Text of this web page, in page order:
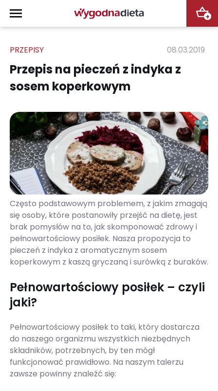
+
PRZEPISY 08.03.2019
Przepis na pieczeń z indyka z
sosem koperkowym
Często podstawowym problemem, z jakim zmagają
się osoby, które postanowiły przejść na dietę, jest
brak pomysłów na to, jak skomponować zdrowy i
pełnowartościowy posiłek. Nasza propozycja to
pieczeń z indyka z aromatycznym sosem
koperkowym z kaszą gryczaną i surówką z buraków.
Pełnowartościowy posiłek – czyli
jaki?
Pełnowartościowy posiłek to taki, który dostarcza
do naszego organizmu wszystkich niezbędnych
składników, potrzebnych, by ten mógł
funkcjonować prawidłowo. Na naszym talerzu
zawsze powinny znaleźć się: